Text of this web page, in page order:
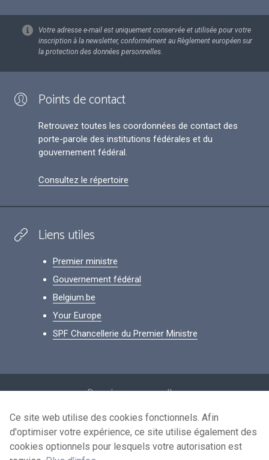
Votre adresse e-mail est uniquement conservée et utilisée pour votre
inscription à la newsletter, conformément au Règlement européen sur
la protection des données personnelles.
Points de contact
Retrouvez toutes les coordonnées de contact des
porte-parole des institutions fédérales et du
gouvernement fédéral.
Consultez le répertoire
Liens utiles
Premier ministre
Gouvernement fédéral
Belgium.be
Your Europe
SPF Chancellerie du Premier Ministre
Données personnelles
Conditions de réutilisation
Contactez-nous
Ce site web utilise des cookies fonctionnels. Afin
d'optimiser votre expérience, ce site utilise également des
cookies optionnels pour lesquels votre autorisation est